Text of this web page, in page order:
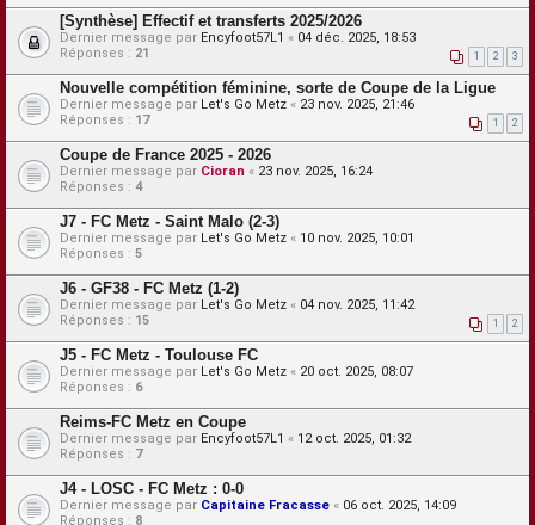
[Synthèse] Effectif et transferts 2025/2026
Dernier message par Encyfoot57L1 « 04 déc. 2025, 18:53
Réponses : 21 1 2 3
Nouvelle compétition féminine, sorte de Coupe de la Ligue
Dernier message par Let's Go Metz « 23 nov. 2025, 21:46
Réponses : 17 1 2
Coupe de France 2025 - 2026
Dernier message par Cioran « 23 nov. 2025, 16:24
Réponses : 4
J7 - FC Metz - Saint Malo (2-3)
Dernier message par Let's Go Metz « 10 nov. 2025, 10:01
Réponses : 5
J6 - GF38 - FC Metz (1-2)
Dernier message par Let's Go Metz « 04 nov. 2025, 11:42
Réponses : 15 1 2
J5 - FC Metz - Toulouse FC
Dernier message par Let's Go Metz « 20 oct. 2025, 08:07
Réponses : 6
Reims-FC Metz en Coupe
Dernier message par Encyfoot57L1 « 12 oct. 2025, 01:32
Réponses : 7
J4 - LOSC - FC Metz : 0-0
Dernier message par Capitaine Fracasse « 06 oct. 2025, 14:09
Réponses : 8